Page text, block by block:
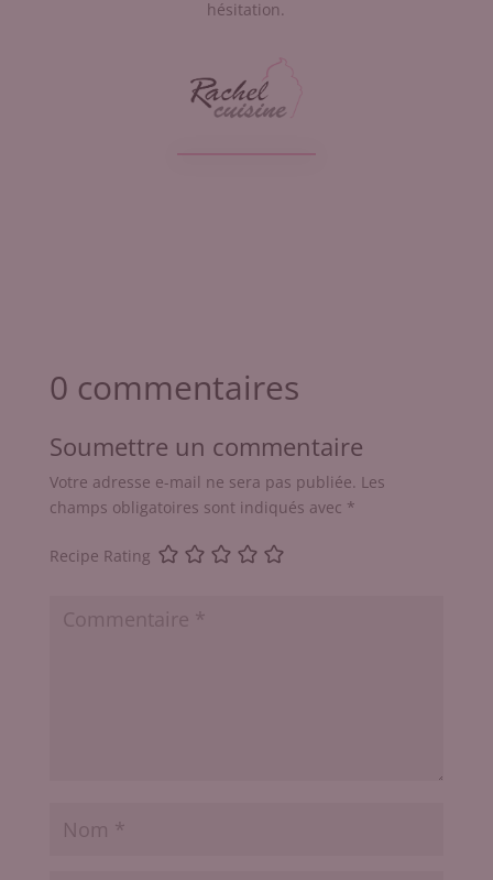
hésitation.
0 commentaires
Soumettre un commentaire
Votre adresse e-mail ne sera pas publiée. Les
champs obligatoires sont indiqués avec *
Recipe Rating